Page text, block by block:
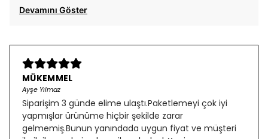
Devamını Göster
MÜKEMMEL
Ayşe Yılmaz
Siparişim 3 günde elime ulaştı.Paketlemeyi çok iyi
yapmışlar ürünüme hiçbir şekilde zarar
gelmemiş.Bunun yanındada uygun fiyat ve müşteri